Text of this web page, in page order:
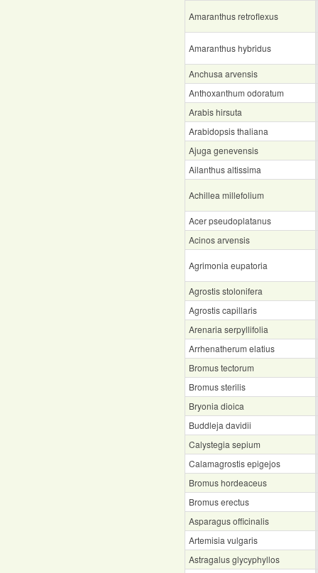
Amaranthus retroflexus
Amaranthus hybridus
Anchusa arvensis
Anthoxanthum odoratum
Arabis hirsuta
Arabidopsis thaliana
Ajuga genevensis
Ailanthus altissima
Achillea millefolium
Acer pseudoplatanus
Acinos arvensis
Agrimonia eupatoria
Agrostis stolonifera
Agrostis capillaris
Arenaria serpyllifolia
Arrhenatherum elatius
Bromus tectorum
Bromus sterilis
Bryonia dioica
Buddleja davidii
Calystegia sepium
Calamagrostis epigejos
Bromus hordeaceus
Bromus erectus
Asparagus officinalis
Artemisia vulgaris
Astragalus glycyphyllos